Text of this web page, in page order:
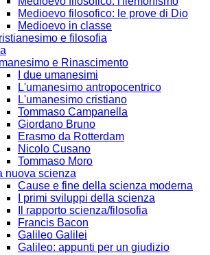
Medioevo filosofico: le prove di Dio
Medioevo in classe
e filosofia
e Rinascimento
I due umanesimi
L'umanesimo antropocentrico
L'umanesimo cristiano
Tommaso Campanella
Giordano Bruno
Erasmo da Rotterdam
Nicolo Cusano
Tommaso Moro
nuova scienza
Cause e fine della scienza moderna
I primi sviluppi della scienza
Il rapporto scienza/filosofia
Francis Bacon
Galileo Galilei
Galileo: appunti per un giudizio